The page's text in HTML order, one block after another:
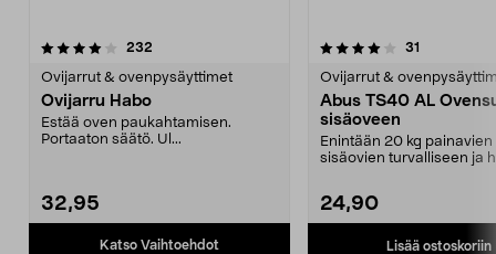
232
Ovijarrut & ovenpysäyttimet
Ovijarru Habo
Estää oven paukahtamisen.
Portaaton säätö. Ul...
32,95
Katso Vaihtoehdot
4.0 viidestä
31
Ovijarrut &
Abus TS40 AL
sisäoveen
Enintään 20 kg painavien
sisäovien turvalliseen ja
24,90
Lisää ostoskoriin
4.5 viidestä